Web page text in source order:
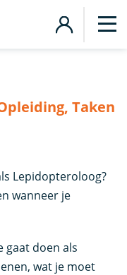
Taken
Lepidopteroloog?
wanneer je
gaat doen als
wat je moet